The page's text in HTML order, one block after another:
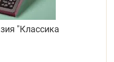
"Классика